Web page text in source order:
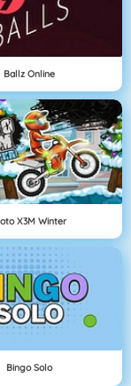
Ballz Online
X3M Winter
Bingo Solo